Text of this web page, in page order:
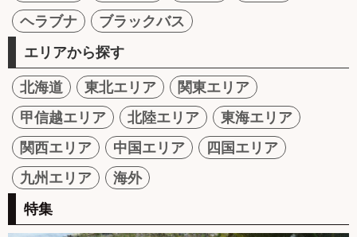
ヘラブナ
ブラックバス
エリアから探す
北海道 東北エリア
関東エリア
甲信越エリア
北陸エリア
東海エリア
関西エリア
中国エリア
四国エリア
九州エリア
海外
特集